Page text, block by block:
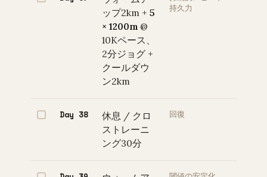
ップ2km +5
× 1200m @
10Kペース、
2分ジョグ +
クールダウ
ン2km
持久力
Day 38
休息 / クロ
ストレーニ
ング30分
回復